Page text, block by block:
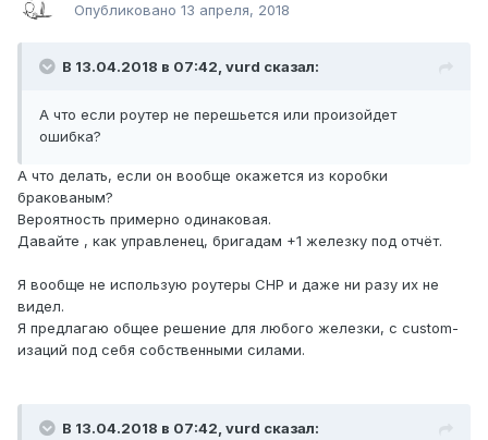
Опубликовано 13 апреля, 2018
В 13.04.2018 в 07:42, vurd сказал:
А что если роутер не перешьется или произойдет
ошибка?
А что делать, если он вообще окажется из коробки
бракованым?
Вероятность примерно одинаковая.
Давайте , как управленец, бригадам +1 железку под отчёт.
Я вообще не использую роутеры СНР и даже ни разу их не
видел.
Я предлагаю общее решение для любого железки, с custom-
изаций под себя собственными силами.
В 13.04.2018 в 07:42, vurd сказал: